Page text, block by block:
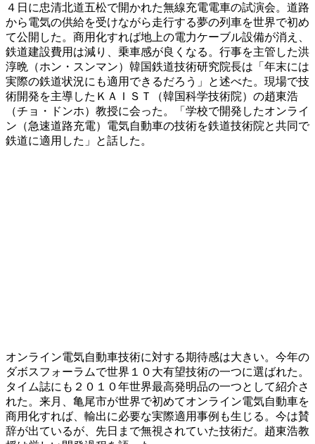
４日に忠清北道五松で開かれた無線充電電車の試演会。道路
から電気の供給を受けながら走行する夢の列車を世界で初め
て公開した。商用化すれば地上の電力ケーブル設備が消え、
鉄道建設費用は減り、乗車感が良くなる。行事を主管した洪
淳晩（ホン・スンマン）韓国鉄道技術研究院長は「年末には
実際の鉄道状況にも適用できるだろう」と述べた。現場で技
術開発を主導したＫＡＩＳＴ（韓国科学技術院）の趙東浩
（チョ・ドンホ）教授に会った。「学校で開発したオンライ
ン（急速道路充電）電気自動車の技術を鉄道技術院と共同で
鉄道に適用した」と話した。
オンライン電気自動車技術に対する期待感は大きい。今年の
ダボスフォーラムで世界１０大有望技術の一つに選ばれた。
タイム誌にも２０１０年世界最高発明品の一つとして紹介さ
れた。来月、亀尾市が世界で初めてオンライン電気自動車を
商用化すれば、輸出に必要な実際適用事例も生じる。今は賛
辞が出ているが、先日まで無視されていた技術だ。趙東浩教